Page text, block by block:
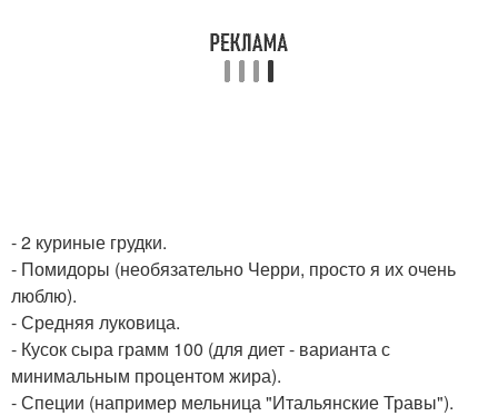
- 2 куриные грудки.
- Помидоры (необязательно Черри, просто я их очень
люблю).
- Средняя луковица.
- Кусок сыра грамм 100 (для диет - варианта с
минимальным процентом жира).
- Специи (например мельница "Итальянские Травы").